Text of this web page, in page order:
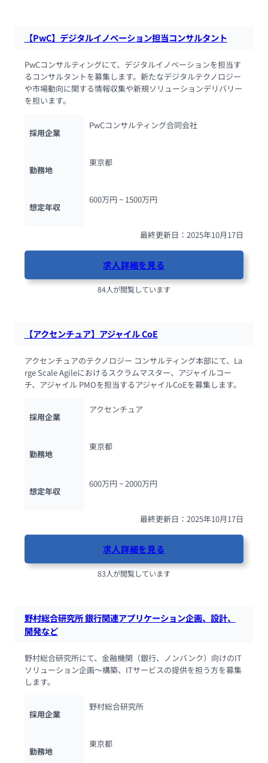
【PwC】デジタルイノベーション担当コンサルタント
PwCコンサルティングにて、デジタルイノベーションを担当す
るコンサルタントを募集します。新たなデジタルテクノロジー
や市場動向に関する情報収集や新規ソリューションデリバリー
を担います。
採用企業
PwCコンサルティング合同会社
勤務地
東京都
想定年収
600万円 ~ 1500万円
最終更新日：2025年10月17日
求人詳細を見る
84人が閲覧しています
【アクセンチュア】アジャイル CoE
アクセンチュアのテクノロジー コンサルティング本部にて、La
rge Scale Agileにおけるスクラムマスター、アジャイルコー
チ、アジャイル PMOを担当するアジャイルCoEを募集します。
採用企業
アクセンチュア
勤務地
東京都
想定年収
600万円 ~ 2000万円
最終更新日：2025年10月17日
求人詳細を見る
83人が閲覧しています
野村総合研究所 銀行関連アプリケーション企画、設計、
開発など
野村総合研究所にて、金融機関（銀行、ノンバンク）向けのIT
ソリューション企画～構築、ITサービスの提供を担う方を募集
します。
採用企業
野村総合研究所
勤務地
東京都